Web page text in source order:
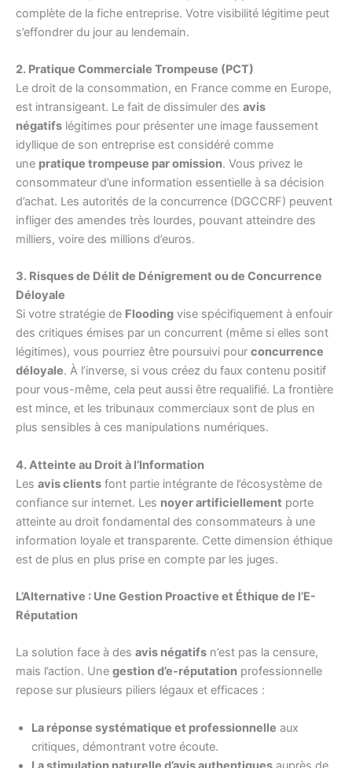
complète de la fiche entreprise. Votre visibilité légitime peut
s’effondrer du jour au lendemain.
2. Pratique Commerciale Trompeuse (PCT)
Le droit de la consommation, en France comme en Europe,
est intransigeant. Le fait de dissimuler des avis
négatifs légitimes pour présenter une image faussement
idyllique de son entreprise est considéré comme
une pratique trompeuse par omission. Vous privez le
consommateur d’une information essentielle à sa décision
d’achat. Les autorités de la concurrence (DGCCRF) peuvent
infliger des amendes très lourdes, pouvant atteindre des
milliers, voire des millions d’euros.
3. Risques de Délit de Dénigrement ou de Concurrence
Déloyale
Si votre stratégie de Flooding vise spécifiquement à enfouir
des critiques émises par un concurrent (même si elles sont
légitimes), vous pourriez être poursuivi pour concurrence
déloyale. À l’inverse, si vous créez du faux contenu positif
pour vous-même, cela peut aussi être requalifié. La frontière
est mince, et les tribunaux commerciaux sont de plus en
plus sensibles à ces manipulations numériques.
4. Atteinte au Droit à l’Information
Les avis clients font partie intégrante de l’écosystème de
confiance sur internet. Les noyer artificiellement porte
atteinte au droit fondamental des consommateurs à une
information loyale et transparente. Cette dimension éthique
est de plus en plus prise en compte par les juges.
L’Alternative : Une Gestion Proactive et Éthique de l’E-
Réputation
La solution face à des avis négatifs n’est pas la censure,
mais l’action. Une gestion d’e-réputation professionnelle
repose sur plusieurs piliers légaux et efficaces :
La réponse systématique et professionnelle aux
critiques, démontrant votre écoute.